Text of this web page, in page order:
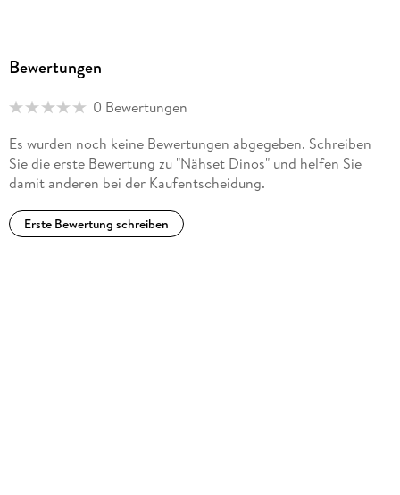
Bewertungen
0 Bewertungen
Es wurden noch keine Bewertungen abgegeben. Schreiben
Sie die erste Bewertung zu "Nähset Dinos" und helfen Sie
damit anderen bei der Kaufentscheidung.
Erste Bewertung schreiben